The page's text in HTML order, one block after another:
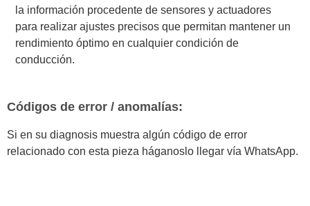
la información procedente de sensores y actuadores
para realizar ajustes precisos que permitan mantener un
rendimiento óptimo en cualquier condición de
conducción.
Códigos de error / anomalías:
Si en su diagnosis muestra algún código de error
relacionado con esta pieza háganoslo llegar vía WhatsApp.